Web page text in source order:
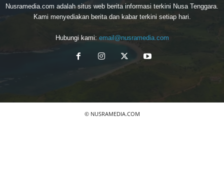
Nusramedia.com adalah situs web berita informasi terkini Nusa Tenggara.
Kami menyediakan berita dan kabar terkini setiap hari.
Hubungi kami: email@nusramedia.com
© NUSRAMEDIA.COM